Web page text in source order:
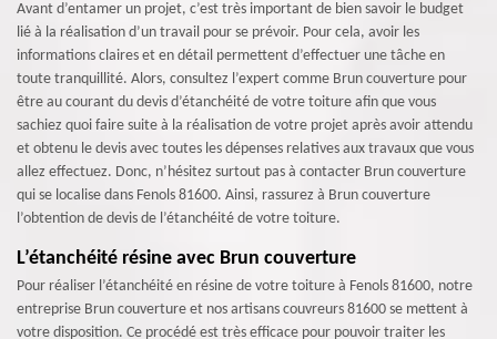
Avant d’entamer un projet, c’est très important de bien savoir le budget
lié à la réalisation d’un travail pour se prévoir. Pour cela, avoir les
informations claires et en détail permettent d’effectuer une tâche en
toute tranquillité. Alors, consultez l’expert comme Brun couverture pour
être au courant du devis d’étanchéité de votre toiture afin que vous
sachiez quoi faire suite à la réalisation de votre projet après avoir attendu
et obtenu le devis avec toutes les dépenses relatives aux travaux que vous
allez effectuez. Donc, n’hésitez surtout pas à contacter Brun couverture
qui se localise dans Fenols 81600. Ainsi, rassurez à Brun couverture
l’obtention de devis de l’étanchéité de votre toiture.
L’étanchéité résine avec Brun couverture
Pour réaliser l’étanchéité en résine de votre toiture à Fenols 81600, notre
entreprise Brun couverture et nos artisans couvreurs 81600 se mettent à
votre disposition. Ce procédé est très efficace pour pouvoir traiter les